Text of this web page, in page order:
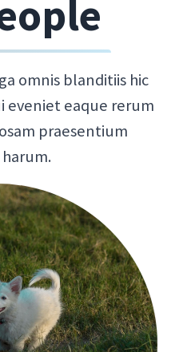
omnis blanditiis hic
eveniet eaque rerum
praesentium